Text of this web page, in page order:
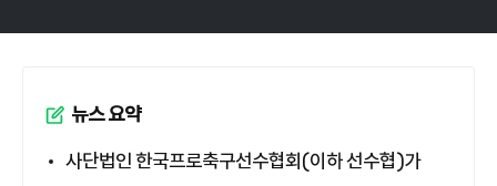
뉴스 요약
사단법인 한국프로축구선수협회(이하 선수협)가